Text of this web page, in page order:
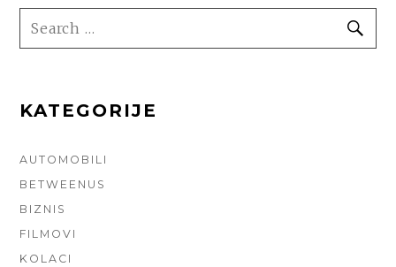
SEARCH
FOR:
KATEGORIJE
AUTOMOBILI
BETWEENUS
BIZNIS
FILMOVI
KOLACI